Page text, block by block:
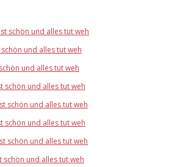
schön und alles tut weh
und alles tut weh
und alles tut weh
schön und alles tut weh
schön und alles tut weh
schön und alles tut weh
schön und alles tut weh
schön und alles tut weh